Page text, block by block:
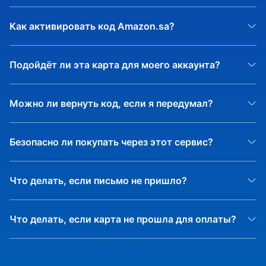
Google Play Gift Code | BE- Оплата подарочной
Google Play Gift Code | BR - Оплата
Как активировать код Amazon.sa?
Подойдёт ли эта карта для моего аккаунта?
Можно ли вернуть код, если я передумал?
Безопасно ли покупать через этот сервис?
Что делать, если письмо не пришло?
Что делать, если карта не прошла для оплаты?